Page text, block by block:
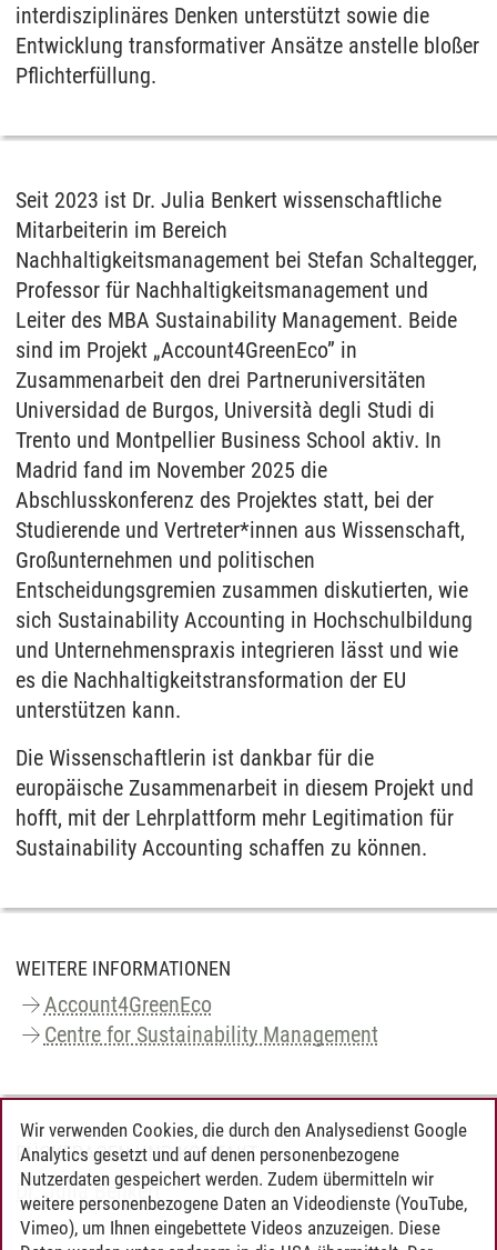
interdisziplinäres Denken unterstützt sowie die
Entwicklung transformativer Ansätze anstelle bloßer
Pflichterfüllung.
Seit 2023 ist Dr. Julia Benkert wissenschaftliche
Mitarbeiterin im Bereich
Nachhaltigkeitsmanagement bei Stefan Schaltegger,
Professor für Nachhaltigkeitsmanagement und
Leiter des MBA Sustainability Management. Beide
sind im Projekt „Account4GreenEco” in
Zusammenarbeit den drei Partneruniversitäten
Universidad de Burgos, Università degli Studi di
Trento und Montpellier Business School aktiv. In
Madrid fand im November 2025 die
Abschlusskonferenz des Projektes statt, bei der
Studierende und Vertreter*innen aus Wissenschaft,
Großunternehmen und politischen
Entscheidungsgremien zusammen diskutierten, wie
sich Sustainability Accounting in Hochschulbildung
und Unternehmenspraxis integrieren lässt und wie
es die Nachhaltigkeitstransformation der EU
unterstützen kann.
Die Wissenschaftlerin ist dankbar für die
europäische Zusammenarbeit in diesem Projekt und
hofft, mit der Lehrplattform mehr Legitimation für
Sustainability Accounting schaffen zu können.
WEITERE INFORMATIONEN
Account4GreenEco
Centre for Sustainability Management
RÜCKFRAGEN UND KONTAKT
Dr. Julia Benkert
Wir verwenden Cookies, die durch den Analysedienst Google
Analytics gesetzt und auf denen personenbezogene
Nutzerdaten gespeichert werden. Zudem übermitteln wir
weitere personenbezogene Daten an Videodienste (YouTube,
Vimeo), um Ihnen eingebettete Videos anzuzeigen. Diese